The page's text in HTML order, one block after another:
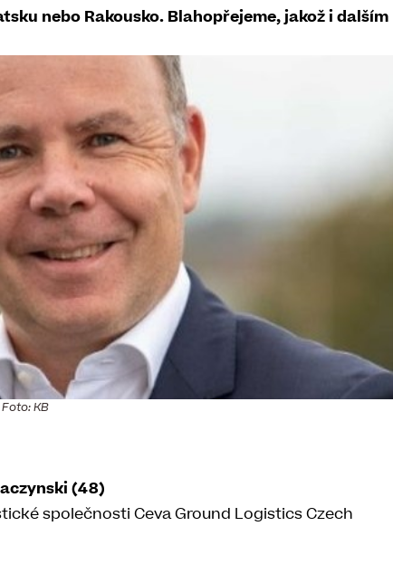
nebo Rakousko. Blahopřejeme, jakož i dalším
KB
(48)
společnosti Ceva Ground Logistics Czech